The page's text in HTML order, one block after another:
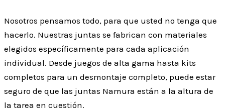
Nosotros pensamos todo, para que usted no tenga que
hacerlo. Nuestras juntas se fabrican con materiales
elegidos específicamente para cada aplicación
individual. Desde juegos de alta gama hasta kits
completos para un desmontaje completo, puede estar
seguro de que las juntas Namura están a la altura de
la tarea en cuestión.